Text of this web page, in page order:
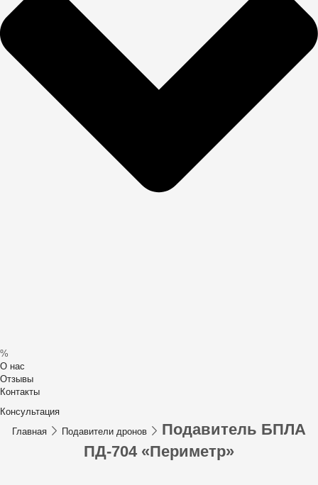
%
О нас
Отзывы
Контакты
Консультация
Главная
Подавители дронов
Подавитель БПЛА
ПД-704 «Периметр»